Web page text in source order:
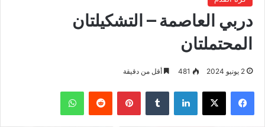
دربي العاصمة – التشكيلتان
المحتملتان
2 يونيو 2024 481 أقل من دقيقة
فيسبوك ‫X لينكدإن بينتيريست واتساب